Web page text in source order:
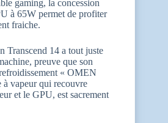
gaming, la concession
à 65W permet de profiter
fraiche.
Transcend 14 a tout juste
preuve que son
« OMEN
à vapeur qui recouvre
et le GPU, est sacrement